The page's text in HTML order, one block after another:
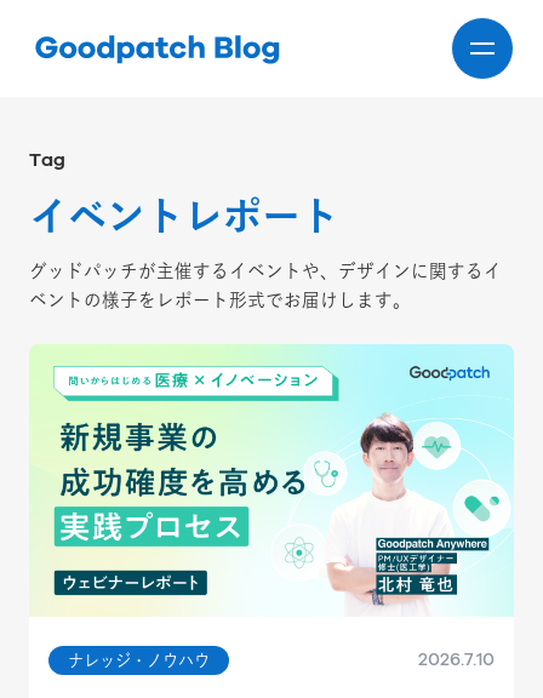
Tag
イベントレポート
グッドパッチが主催するイベントや、デザインに関するイ
ベントの様子をレポート形式でお届けします。
ナレッジ・ノウハウ 2026.7.10